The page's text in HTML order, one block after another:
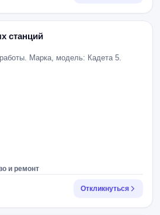
станций
Марка, модель: Кадета 5.
и ремонт
Откликнуться